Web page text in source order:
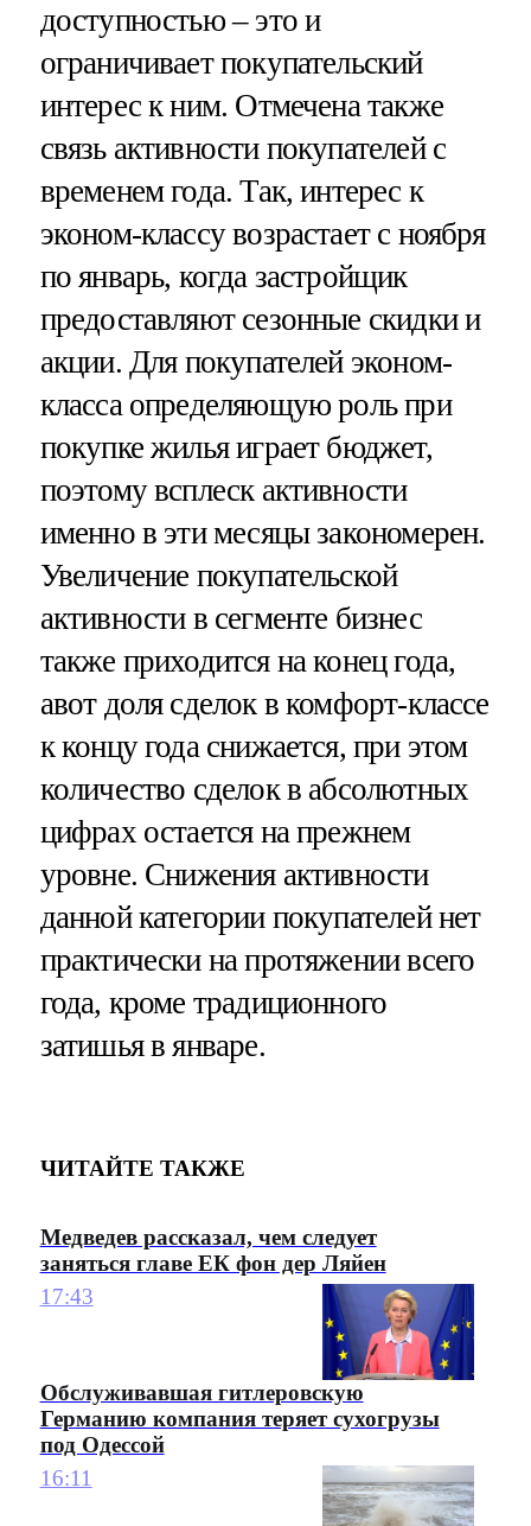
доступностью – это и
ограничивает покупательский
интерес к ним. Отмечена также
связь активности покупателей с
временем года. Так, интерес к
эконом-классу возрастает с ноября
по январь, когда застройщик
предоставляют сезонные скидки и
акции. Для покупателей эконом-
класса определяющую роль при
покупке жилья играет бюджет,
поэтому всплеск активности
именно в эти месяцы закономерен.
Увеличение покупательской
активности в сегменте бизнес
также приходится на конец года,
авот доля сделок в комфорт-классе
к концу года снижается, при этом
количество сделок в абсолютных
цифрах остается на прежнем
уровне. Снижения активности
данной категории покупателей нет
практически на протяжении всего
года, кроме традиционного
затишья в январе.
ЧИТАЙТЕ ТАКЖЕ
Медведев рассказал, чем следует
заняться главе ЕК фон дер Ляйен
17:43
Обслуживавшая гитлеровскую
Германию компания теряет сухогрузы
под Одессой
16:11